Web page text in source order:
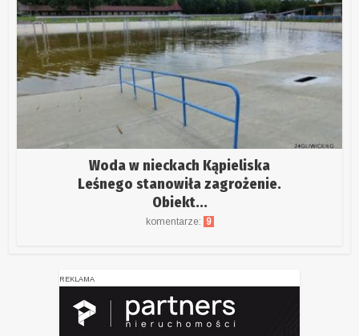
Woda w nieckach Kąpieliska
Leśnego stanowiła zagrożenie.
Obiekt...
komentarze: 9
REKLAMA